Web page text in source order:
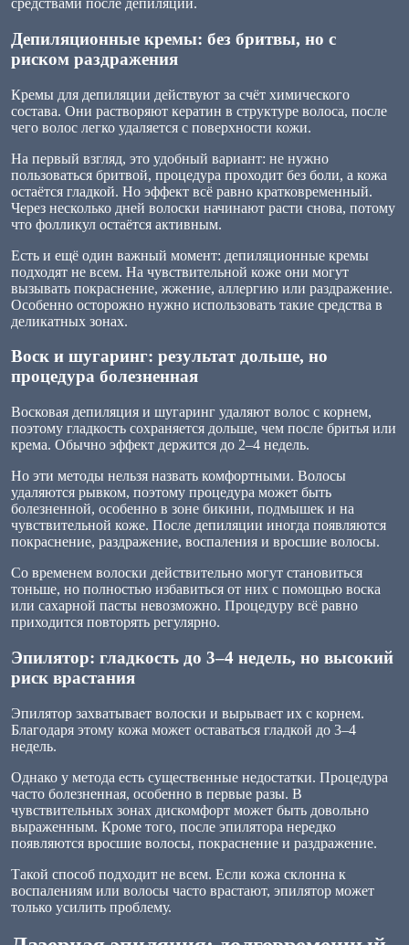
средствами после депиляции.
Депиляционные кремы: без бритвы, но с
риском раздражения
Кремы для депиляции действуют за счёт химического
состава. Они растворяют кератин в структуре волоса, после
чего волос легко удаляется с поверхности кожи.
На первый взгляд, это удобный вариант: не нужно
пользоваться бритвой, процедура проходит без боли, а кожа
остаётся гладкой. Но эффект всё равно кратковременный.
Через несколько дней волоски начинают расти снова, потому
что фолликул остаётся активным.
Есть и ещё один важный момент: депиляционные кремы
подходят не всем. На чувствительной коже они могут
вызывать покраснение, жжение, аллергию или раздражение.
Особенно осторожно нужно использовать такие средства в
деликатных зонах.
Воск и шугаринг: результат дольше, но
процедура болезненная
Восковая депиляция и шугаринг удаляют волос с корнем,
поэтому гладкость сохраняется дольше, чем после бритья или
крема. Обычно эффект держится до 2–4 недель.
Но эти методы нельзя назвать комфортными. Волосы
удаляются рывком, поэтому процедура может быть
болезненной, особенно в зоне бикини, подмышек и на
чувствительной коже. После депиляции иногда появляются
покраснение, раздражение, воспаления и вросшие волосы.
Со временем волоски действительно могут становиться
тоньше, но полностью избавиться от них с помощью воска
или сахарной пасты невозможно. Процедуру всё равно
приходится повторять регулярно.
Эпилятор: гладкость до 3–4 недель, но высокий
риск врастания
Эпилятор захватывает волоски и вырывает их с корнем.
Благодаря этому кожа может оставаться гладкой до 3–4
недель.
Однако у метода есть существенные недостатки. Процедура
часто болезненная, особенно в первые разы. В
чувствительных зонах дискомфорт может быть довольно
выраженным. Кроме того, после эпилятора нередко
появляются вросшие волосы, покраснение и раздражение.
Такой способ подходит не всем. Если кожа склонна к
воспалениям или волосы часто врастают, эпилятор может
только усилить проблему.